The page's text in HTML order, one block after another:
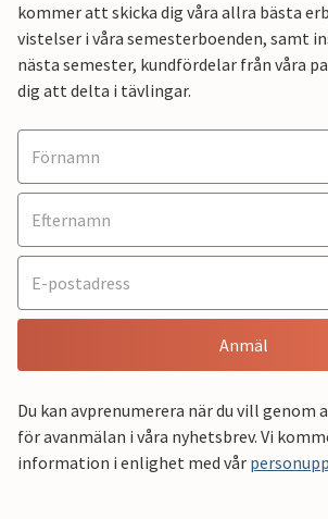
kommer att skicka dig våra allra bästa
vistelser i våra semesterboenden, samt
nästa semester, kundfördelar från våra
dig att delta i tävlingar.
Anmäl
Du kan avprenumerera när du vill genom
för avanmälan i våra nyhetsbrev. Vi
information i enlighet med vår